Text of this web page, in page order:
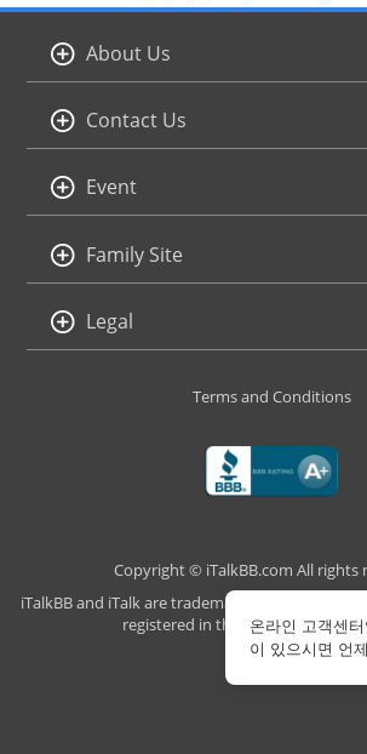
About Us
Contact Us
Event
Family Site
Legal
Terms and Conditions
Copyright © iTalkBB.com All rights
iTalkBB and iTalk are trademarks of iTalk Global
registered in the U.S. and other
온라인 고객센
이 있으시면 언